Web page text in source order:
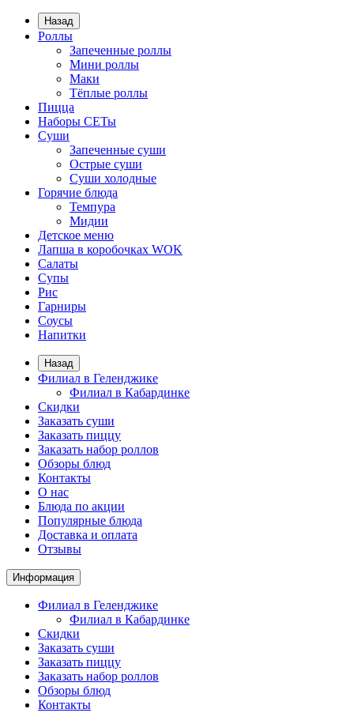
Назад
Роллы
Запеченные роллы
Мини роллы
Маки
Тёплые роллы
Пицца
Наборы СЕТы
Суши
Запеченные суши
Острые суши
Суши холодные
Горячие блюда
Темпура
Мидии
Детское меню
Лапша в коробочках WOK
Салаты
Супы
Рис
Гарниры
Соусы
Напитки
Назад
Филиал в Геленджике
Филиал в Кабардинке
Скидки
Заказать суши
Заказать пиццу
Заказать набор роллов
Обзоры блюд
Контакты
О нас
Блюда по акции
Популярные блюда
Доставка и оплата
Отзывы
Информация
Филиал в Геленджике
Филиал в Кабардинке
Скидки
Заказать суши
Заказать пиццу
Заказать набор роллов
Обзоры блюд
Контакты